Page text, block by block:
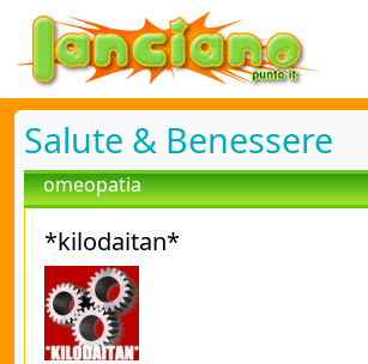
Salute & Benessere
omeopatia
*kilodaitan*